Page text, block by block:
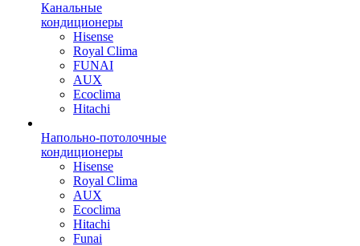
Канальные
кондиционеры
Hisense
Royal Clima
FUNAI
AUX
Ecoclima
Hitachi
Напольно-потолочные
кондиционеры
Hisense
Royal Clima
AUX
Ecoclima
Hitachi
Funai